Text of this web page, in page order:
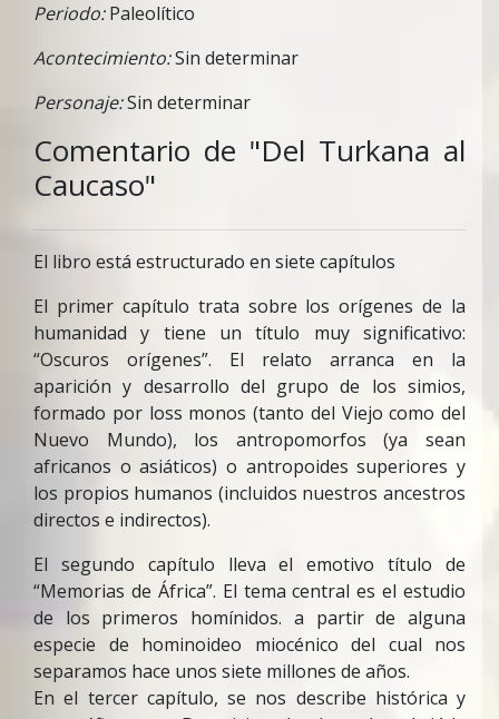
Periodo:Paleolítico
Acontecimiento:Sin determinar
Personaje:Sin determinar
Comentario de "Del Turkana al
Caucaso"
El libro está estructurado en siete capítulos
El primer capítulo trata sobre los orígenes de la
humanidad y tiene un título muy significativo:
“Oscuros orígenes”. El relato arranca en la
aparición y desarrollo del grupo de los simios,
formado por loss monos (tanto del Viejo como del
Nuevo Mundo), los antropomorfos (ya sean
africanos o asiáticos) o antropoides superiores y
los propios humanos (incluidos nuestros ancestros
directos e indirectos).
El segundo capítulo lleva el emotivo título de
“Memorias de África”. El tema central es el estudio
de los primeros homínidos. a partir de alguna
especie de hominoideo miocénico del cual nos
separamos hace unos siete millones de años.
En el tercer capítulo, se nos describe histórica y